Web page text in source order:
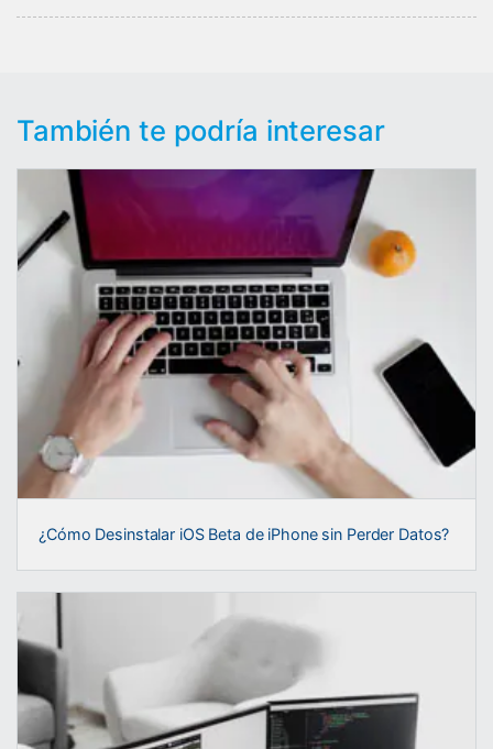
También te podría interesar
¿Cómo Desinstalar iOS Beta de iPhone sin Perder Datos?